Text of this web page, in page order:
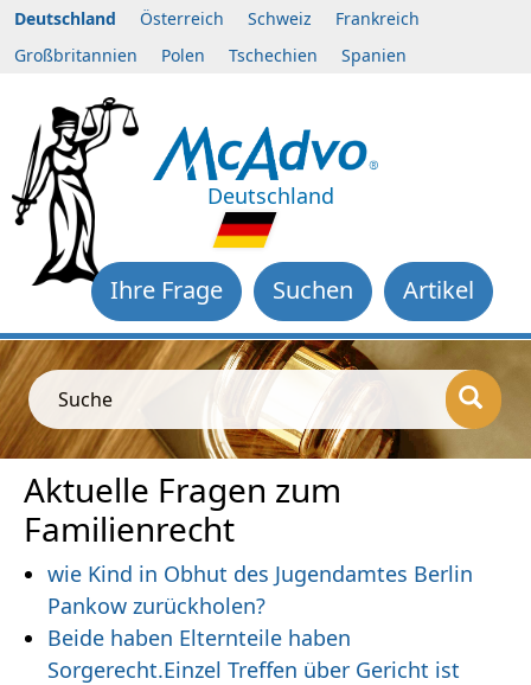
Deutschland Österreich Schweiz
Frankreich
Großbritannien
Polen Tschechien Spanien
Deutschland
Artikel
Suchen
Ihre Frage
Suche
Aktuelle Fragen zum
Familienrecht
wie Kind in Obhut des Jugendamtes Berlin
Pankow zurückholen?
Beide haben Elternteile haben
Sorgerecht.Einzel Treffen über Gericht ist